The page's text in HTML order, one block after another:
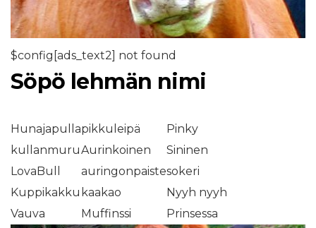
$config[ads_text2] not found
Söpö lehmän nimi
Hunajapullapikkuleipä
Pinky
kullanmuruAurinkoinen
Sininen
LovaBull
auringonpaistesokeri
Kuppikakku kaakao
Nyyh nyyh
Vauva
Muffinssi Prinsessa